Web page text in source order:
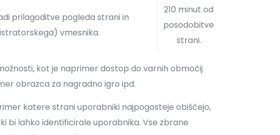
prilagoditve pogleda strani in
vmesnika.
210 minut od
posodobitve
strani.
kot je naprimer dostop do varnih območij
obrazca za nagradno igro ipd.
katere strani uporabniki najpogosteje obiščejo,
bi lahko identificirale uporabnika. Vse zbrane